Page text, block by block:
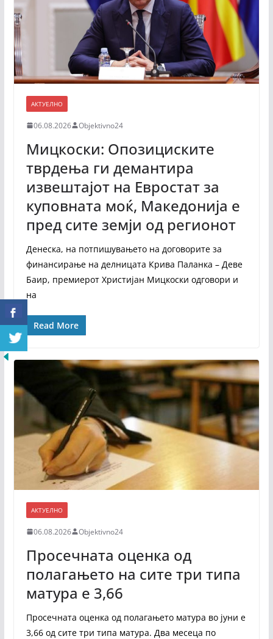
АКТУЕЛНО
06.08.2026 Objektivno24
Мицкоски: Опозициските
тврдења ги демантира
извештајот на Евростат за
куповната моќ, Македонија е
пред сите земји од регионот
Денеска, на потпишувањето на договорите за
финансирање на делницата Крива Паланка – Деве
Баир, премиерот Христијан Мицкоски одговори и
на
Read More
АКТУЕЛНО
06.08.2026 Objektivno24
Просечната оценка од
полагањето на сите три типа
матура е 3,66
Просечната оценка од полагањето матура во јуни е
3,66 од сите три типа матура. Два месеца по